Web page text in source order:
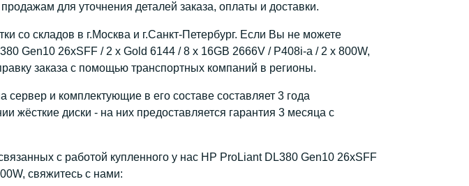
для уточнения деталей заказа, оплаты и доставки.
со складов в г.Москва и г.Санкт-Петербург. Если Вы не можете
Gen10 26xSFF / 2 x Gold 6144 / 8 x 16GB 2666V / P408i-a / 2 x 800W,
заказа с помощью транспортных компаний в регионы.
сервер и комплектующие в его составе составляет 3 года
жёсткие диски - на них предоставляется гарантия 3 месяца с
с работой купленного у нас HP ProLiant DL380 Gen10 26xSFF
свяжитесь с нами: